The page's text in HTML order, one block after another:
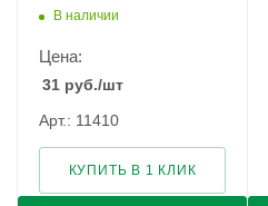
В наличии
Цена:
31 руб./шт
Арт.: 11410
КУПИТЬ В 1 КЛИК